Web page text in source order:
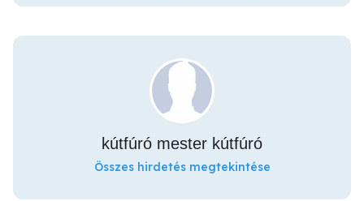
kútfúró mester kútfúró
Összes hirdetés megtekintése